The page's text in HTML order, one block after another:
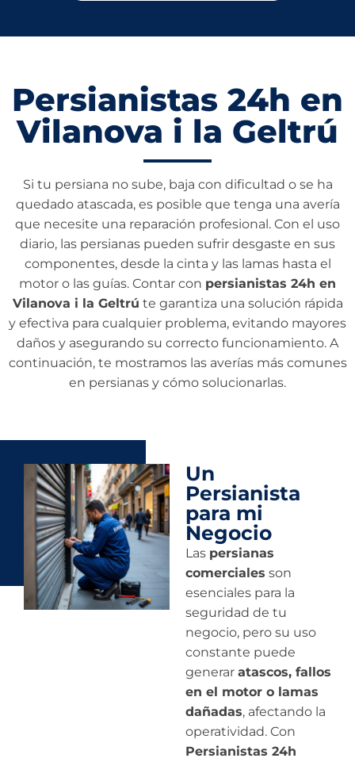
Persianistas 24h en
Vilanova i la Geltrú
Si tu persiana no sube, baja con dificultad o se ha
quedado atascada, es posible que tenga una avería
que necesite una reparación profesional. Con el uso
diario, las persianas pueden sufrir desgaste en sus
componentes, desde la cinta y las lamas hasta el
motor o las guías. Contar con persianistas 24h en
Vilanova i la Geltrú te garantiza una solución rápida
y efectiva para cualquier problema, evitando mayores
daños y asegurando su correcto funcionamiento. A
continuación, te mostramos las averías más comunes
en persianas y cómo solucionarlas.
Un
Persianista
para mi
Negocio
Las persianas
comerciales son
esenciales para la
seguridad de tu
negocio, pero su uso
constante puede
generar atascos, fallos
en el motor o lamas
dañadas, afectando la
operatividad. Con
Persianistas 24h